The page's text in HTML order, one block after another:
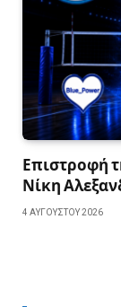
Επιστροφή
Νίκη
4 ΑΥΓΟΎΣΤΟΥ 2026